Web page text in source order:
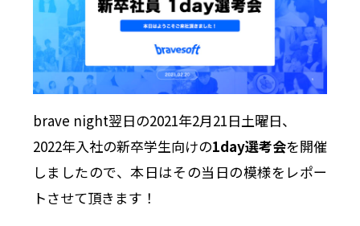
brave night翌日の2021年2月21日土曜日、
2022年入社の新卒学生向けの1day選考会を開催
しましたので、本日はその当日の模様をレポー
トさせて頂きます！